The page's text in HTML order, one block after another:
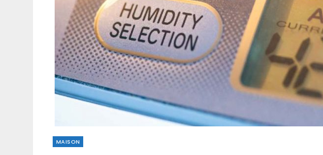
MAISON